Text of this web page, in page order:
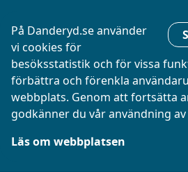
På Danderyd.se använder
vi cookies för
besöksstatistik och för vissa
förbättra och förenkla
webbplats. Genom att fortsätta
godkänner du vår användning av
Läs om webbplatsen